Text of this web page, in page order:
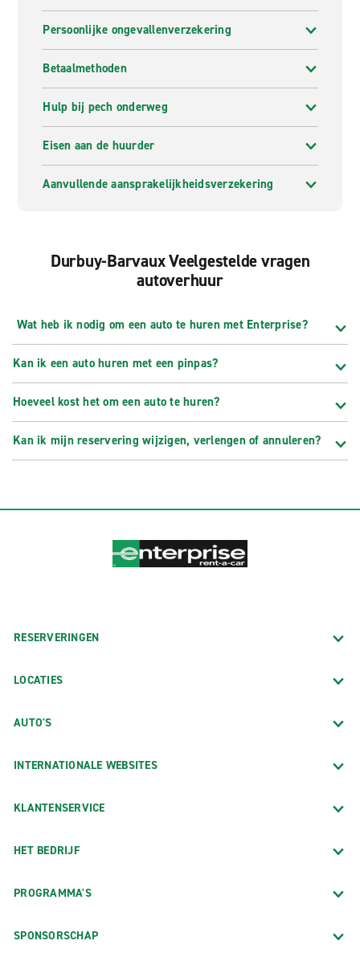
Persoonlijke ongevallenverzekering
Betaalmethoden
Hulp bij pech onderweg
Eisen aan de huurder
Aanvullende aansprakelijkheidsverzekering
Durbuy-Barvaux Veelgestelde vragen
autoverhuur
Wat heb ik nodig om een auto te huren met Enterprise?
Kan ik een auto huren met een pinpas?
Hoeveel kost het om een auto te huren?
Kan ik mijn reservering wijzigen, verlengen of annuleren?
RESERVERINGEN
LOCATIES
AUTO'S
INTERNATIONALE WEBSITES
KLANTENSERVICE
HET BEDRIJF
PROGRAMMA'S
SPONSORSCHAP